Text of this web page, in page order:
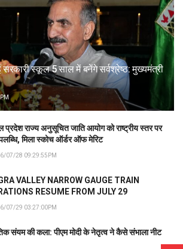
सरकारी स्कूल 5 साल में बनेंगे सर्वश्रेष्ठ: मुख्यमंत्री
प्रदेश राज्य अनुसूचित जाति आयोग को राष्ट्रीय स्तर पर
मिला स्कोच ऑर्डर ऑफ मेरिट
07/28 09:29:55PM
VALLEY NARROW GAUGE TRAIN
RESUME FROM JULY 29
07/29 03:27:00PM
संयम की कला: पीएम मोदी के नेतृत्व ने कैसे संभाला नीट